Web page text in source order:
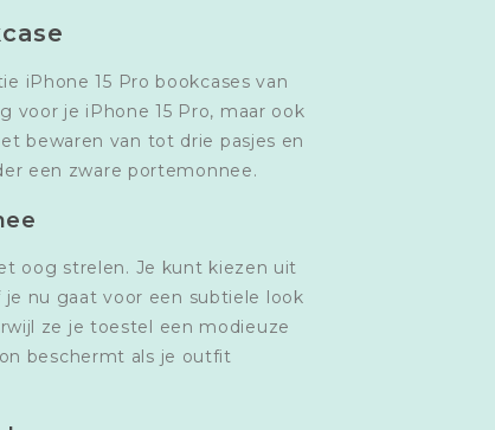
iPhone 15 Pro bookcases van
voor je iPhone 15 Pro, maar ook
bewaren van tot drie pasjes en
een zware portemonnee.
oog strelen. Je kunt kiezen uit
nu gaat voor een subtiele look
ze je toestel een modieuze
beschermt als je outfit